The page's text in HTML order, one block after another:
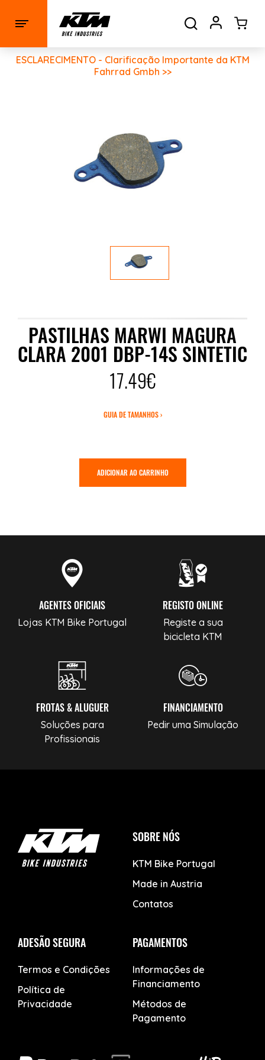
ESCLARECIMENTO - Clarificação Importante da KTM
Fahrrad Gmbh >>
PASTILHAS MARWI MAGURA
CLARA 2001 DBP-14S SINTETIC
17.49€
GUIA DE TAMANHOS ›
ADICIONAR AO CARRINHO
AGENTES OFICIAIS
Lojas KTM Bike Portugal
REGISTO ONLINE
Registe a sua
bicicleta KTM
FROTAS & ALUGUER
Soluções para
Profissionais
FINANCIAMENTO
Pedir uma Simulação
SOBRE NÓS
KTM Bike Portugal
Made in Austria
Contatos
ADESÃO SEGURA
Termos e Condições
Política de
Privacidade
PAGAMENTOS
Informações de
Financiamento
Métodos de
Pagamento